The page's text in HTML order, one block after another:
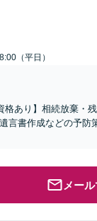
（平日）
格あり】相続放棄・
言書作成などの予防
メー